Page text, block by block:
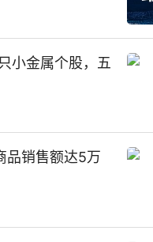
小金属个股，五
品销售额达5万